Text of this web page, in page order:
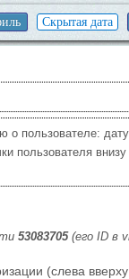
Скрытая дата
дату
пользователя
53083705(его ID в
(слева